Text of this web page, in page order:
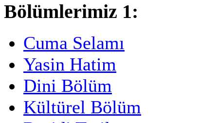
Bölümlerimiz 1:
Cuma Selamı
Yasin Hatim
Dini Bölüm
Kültürel Bölüm